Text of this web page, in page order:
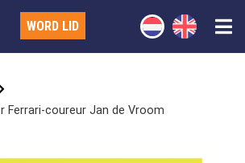
WORD LID
Ferrari-coureur Jan de Vroom